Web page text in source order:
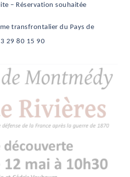
– Réservation souhaitée
transfrontalier du Pays de
29 80 15 90